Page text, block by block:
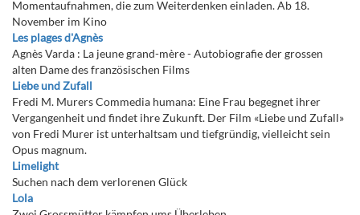
Momentaufnahmen, die zum Weiterdenken einladen. Ab 18.
November im Kino
Les plages d'Agnès
Agnès Varda : La jeune grand-mère - Autobiografie der grossen
alten Dame des französischen Films
Liebe und Zufall
Fredi M. Murers Commedia humana: Eine Frau begegnet ihrer
Vergangenheit und findet ihre Zukunft. Der Film «Liebe und Zufall»
von Fredi Murer ist unterhaltsam und tiefgründig, vielleicht sein
Opus magnum.
Limelight
Suchen nach dem verlorenen Glück
Lola